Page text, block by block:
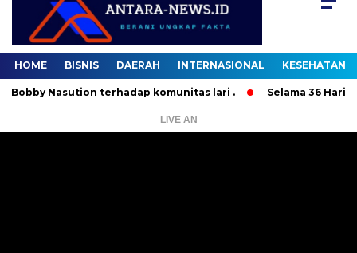
HOME BISNIS DAERAH INTERNASIONAL KESEHATAN
Nasution terhadap komunitas lari . Selama 36 Hari, 37
LIVE AN